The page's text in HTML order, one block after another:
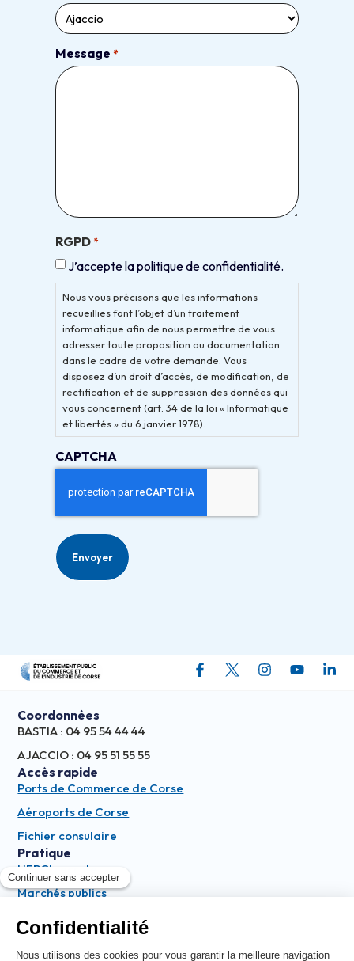
Message *
RGPD *
J’accepte la politique de confidentialité.
Nous vous précisons que les informations
recueillies font l’objet d’un traitement
informatique afin de nous permettre de vous
adresser toute proposition ou documentation
dans le cadre de votre demande. Vous
disposez d’un droit d’accès, de modification, de
rectification et de suppression des données qui
vous concernent (art. 34 de la loi « Informatique
et libertés » du 6 janvier 1978).
CAPTCHA
Coordonnées
BASTIA : 04 95 54 44 44
AJACCIO : 04 95 51 55 55
Accès rapide
Ports de Commerce de Corse
Aéroports de Corse
Fichier consulaire
Pratique
L'EPCI recrute
Marchés publics
La lettre